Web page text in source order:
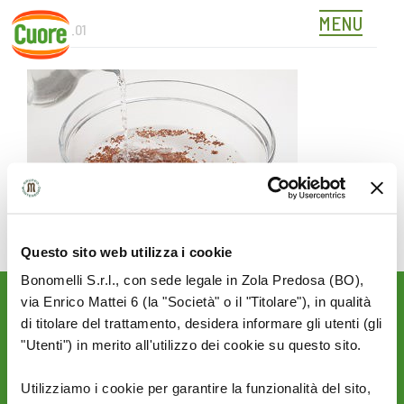
Questo sito web utilizza i cookie
Bonomelli S.r.l., con sede legale in Zola Predosa (BO),
via Enrico Mattei 6 (la "Società" o il "Titolare"), in qualità
di titolare del trattamento, desidera informare gli utenti (gli
"Utenti") in merito all'utilizzo dei cookie su questo sito.
Utilizziamo i cookie per garantire la funzionalità del sito,
Skip
content
MENU
369616_01
Rimani aggiornato sulle
novità del mondo Cuore: